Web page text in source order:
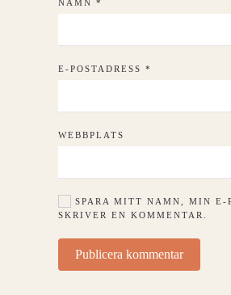
NAMN *
E-POSTADRESS *
WEBBPLATS
SPARA MITT NAMN, MIN E-
SKRIVER EN KOMMENTAR.
Publicera kommentar